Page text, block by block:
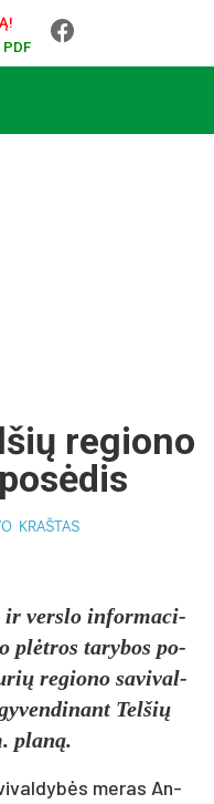
regiono
KRAŠTAS
ir vers­lo in­for­ma­ci­
plėtros ta­ry­bos po­
re­gio­no sa­vi­val­
Tel­šių
planą.
me­ras An­